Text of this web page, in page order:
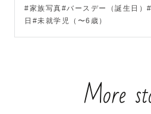
#家族写真#バースデー（誕生日）
日#未就学児（〜6歳）
More